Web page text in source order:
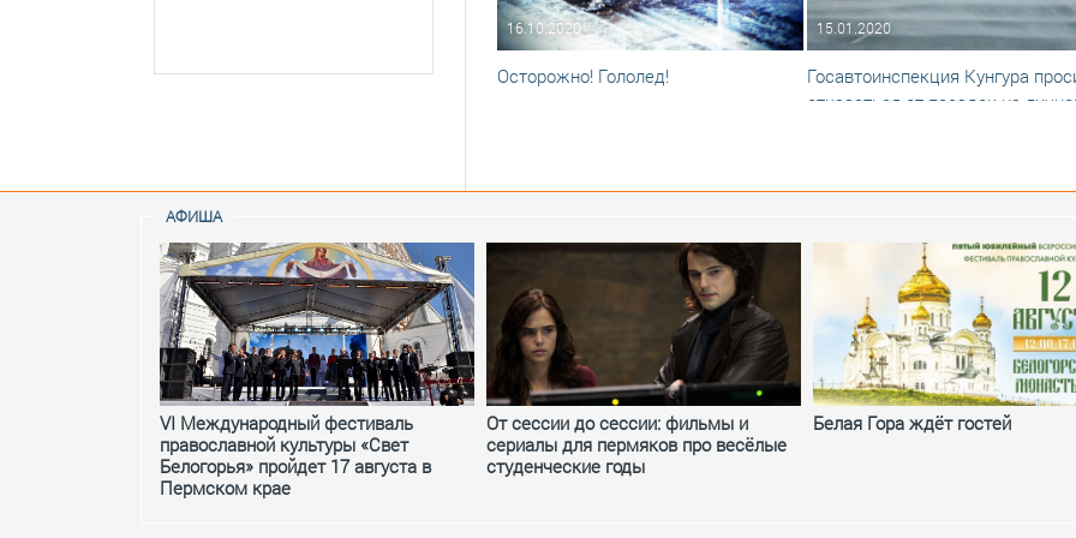
16.10.2020
Осторожно! Гололед!
15.01.2020
Госавтоинспекция Кунгура
отказаться от поездок на
АФИША
VI Международный фестиваль
православной культуры «Свет
Белогорья» пройдет 17 августа в
Пермском крае
От сессии до сессии: фильмы и
сериалы для пермяков про весёлые
студенческие годы
Белая Гора ждёт гостей